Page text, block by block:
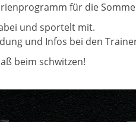
für die
und sportelt mit.
und Infos bei den
beim schwitzen!